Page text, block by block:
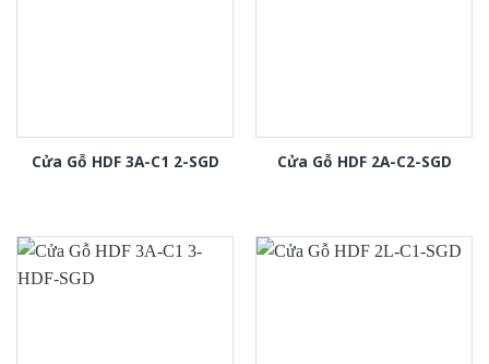
Cửa Gỗ HDF 3A-C1 2-SGD Cửa Gỗ HDF 2A-C2-SGD